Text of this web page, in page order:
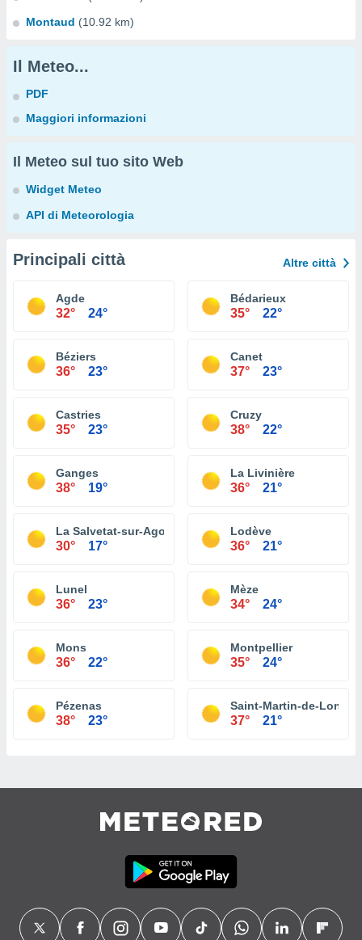
Montaud (10.92 km)
Il Meteo...
PDF
Maggiori informazioni
Il Meteo sul tuo sito Web
Widget Meteo
API di Meteorologia
Principali città Altre città
Agde
32° 24°
Bédarieux
35° 22°
Béziers
36° 23°
Canet
37° 23°
Castries
35° 23°
Cruzy
38° 22°
Ganges
38° 19°
La Livinière
36° 21°
La Salvetat-sur-Agout
30° 17°
Lodève
36° 21°
Lunel
36° 23°
Mèze
34° 24°
Mons
36° 22°
Montpellier
35° 24°
Pézenas
38° 23°
Saint-Martin-de-
37° 21°